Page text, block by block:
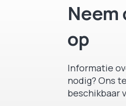
op
Informatie
nodig? Ons
beschikbaar